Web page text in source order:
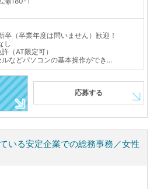
（卒業年度は問いません）歓迎！
し
（AT限定可）
などパソコンの基本操作ができ...
応募する
いる安定企業での総務事務／女性